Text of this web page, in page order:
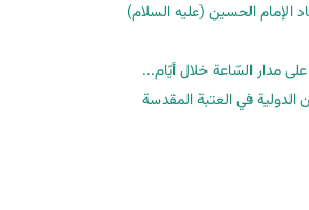
الإمام الحسين (عليه السلام)
مدار السّاعة خلال أيّام...
في العتبة المقدسة